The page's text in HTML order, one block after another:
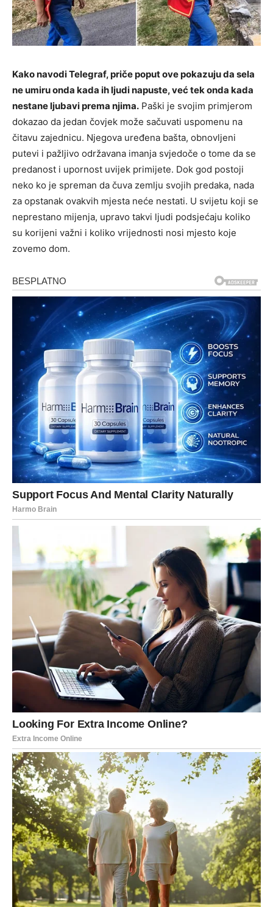
Kako navodi Telegraf, priče poput ove pokazuju da sela
ne umiru onda kada ih ljudi napuste, već tek onda kada
nestane ljubavi prema njima. Paški je svojim primjerom
dokazao da jedan čovjek može sačuvati uspomenu na
čitavu zajednicu. Njegova uređena bašta, obnovljeni
putevi i pažljivo održavana imanja svjedoče o tome da se
predanost i upornost uvijek primijete. Dok god postoji
neko ko je spreman da čuva zemlju svojih predaka, nada
za opstanak ovakvih mjesta neće nestati. U svijetu koji se
neprestano mijenja, upravo takvi ljudi podsjećaju koliko
su korijeni važni i koliko vrijednosti nosi mjesto koje
zovemo dom.